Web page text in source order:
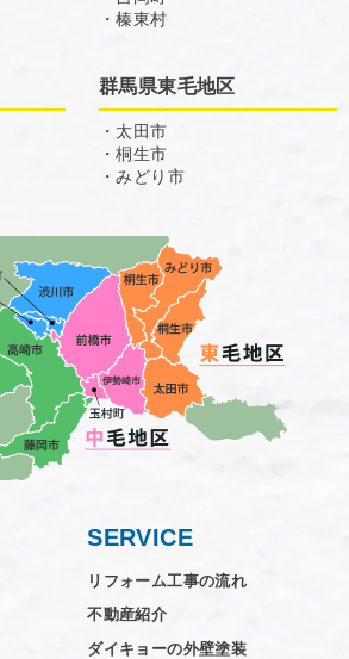
・榛東村
群馬県東毛地区
・太田市
・桐生市
・みどり市
SERVICE
リフォーム工事の流れ
不動産紹介
ダイキョーの外壁塗装